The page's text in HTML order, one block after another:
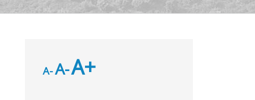
A-A-A+